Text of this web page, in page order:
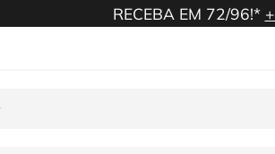
RECEBA EM 72/96!*